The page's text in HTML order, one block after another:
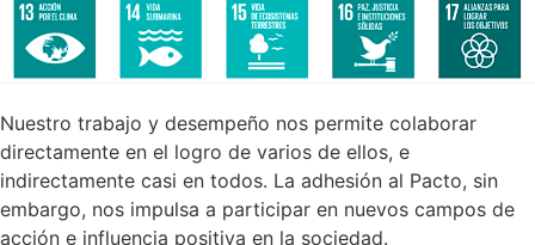
Nuestro trabajo y desempeño nos permite colaborar
directamente en el logro de varios de ellos, e
indirectamente casi en todos. La adhesión al Pacto, sin
embargo, nos impulsa a participar en nuevos campos de
acción e influencia positiva en la sociedad.